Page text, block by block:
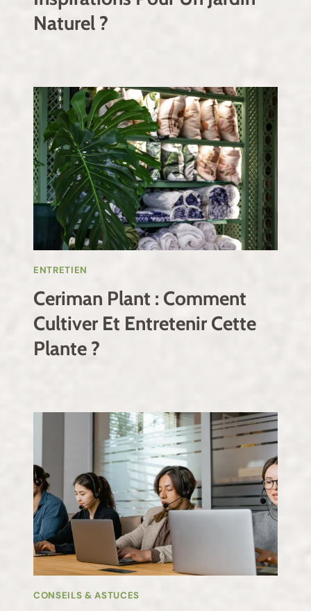
Naturel ?
ENTRETIEN
Ceriman Plant : Comment
Cultiver Et Entretenir Cette
Plante ?
CONSEILS & ASTUCES